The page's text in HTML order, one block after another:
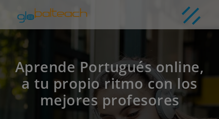
Aprende Portugués online,
a tu propio ritmo con los
mejores profesores